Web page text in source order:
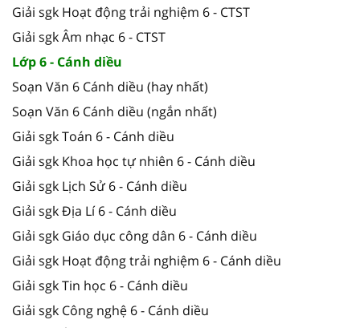
Giải sgk Hoạt động trải nghiệm 6 - CTST
Giải sgk Âm nhạc 6 - CTST
Lớp 6 - Cánh diều
Soạn Văn 6 Cánh diều (hay nhất)
Soạn Văn 6 Cánh diều (ngắn nhất)
Giải sgk Toán 6 - Cánh diều
Giải sgk Khoa học tự nhiên 6 - Cánh diều
Giải sgk Lịch Sử 6 - Cánh diều
Giải sgk Địa Lí 6 - Cánh diều
Giải sgk Giáo dục công dân 6 - Cánh diều
Giải sgk Hoạt động trải nghiệm 6 - Cánh diều
Giải sgk Tin học 6 - Cánh diều
Giải sgk Công nghệ 6 - Cánh diều